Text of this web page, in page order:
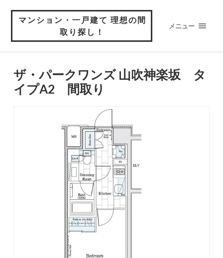
マンション・一戸建て 理想の間
取り探し！
メニュー
ザ・パークワンズ 山吹神楽坂 タ
イプA2 間取り